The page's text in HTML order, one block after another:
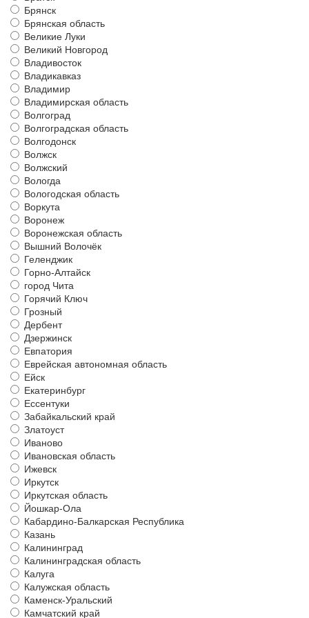
Брянск
Брянская область
Великие Луки
Великий Новгород
Владивосток
Владикавказ
Владимир
Владимирская область
Волгоград
Волгоградская область
Волгодонск
Волжск
Волжский
Вологда
Вологодская область
Воркута
Воронеж
Воронежская область
Вышний Волочёк
Геленджик
Горно-Алтайск
город Чита
Горячий Ключ
Грозный
Дербент
Дзержинск
Евпатория
Еврейская автономная область
Ейск
Екатеринбург
Ессентуки
Забайкальский край
Златоуст
Иваново
Ивановская область
Ижевск
Иркутск
Иркутская область
Йошкар-Ола
Кабардино-Балкарская Республика
Казань
Калининград
Калининградская область
Калуга
Калужская область
Каменск-Уральский
Камчатский край